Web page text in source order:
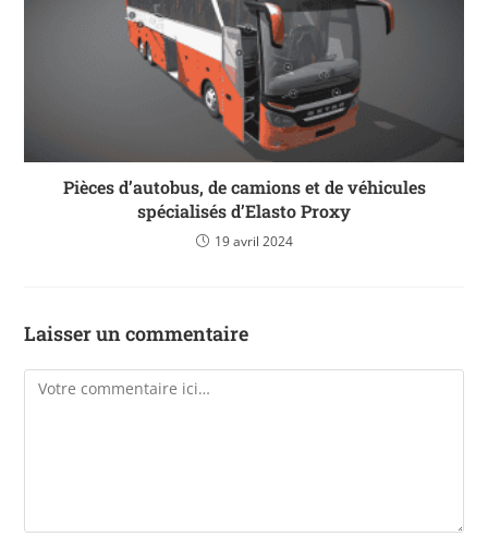
Pièces d’autobus, de camions et de véhicules
spécialisés d’Elasto Proxy
19 avril 2024
Laisser un commentaire